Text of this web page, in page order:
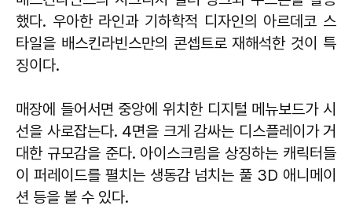
했다. 우아한 라인과 기하학적 디자인의 아르데코 스
타일을 배스킨라빈스만의 콘셉트로 재해석한 것이 특
징이다.
매장에 들어서면 중앙에 위치한 디지털 메뉴보드가 시
선을 사로잡는다. 4면을 크게 감싸는 디스플레이가 거
대한 규모감을 준다. 아이스크림을 상징하는 캐릭터들
이 퍼레이드를 펼치는 생동감 넘치는 풀 3D 애니메이
션 등을 볼 수 있다.